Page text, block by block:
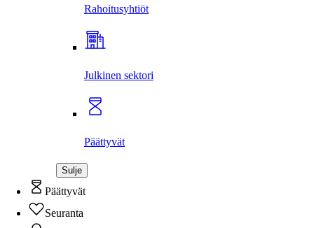
Rahoitus­yhtiöt
Julkinen sektori
Päättyvät
Sulje
Päättyvät
Seuranta